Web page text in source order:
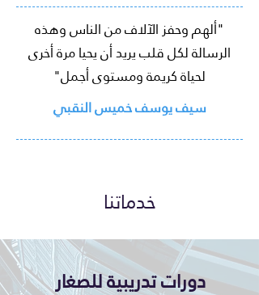
"ألهم وحفز الآلاف من الناس وهذه
الرسالة لكل قلب يريد أن يحيا مرة أخرى
لحياة كريمة ومستوى أجمل"
سيف يوسف خميس النقبي
خدماتنا
دورات تدريبية للصغار